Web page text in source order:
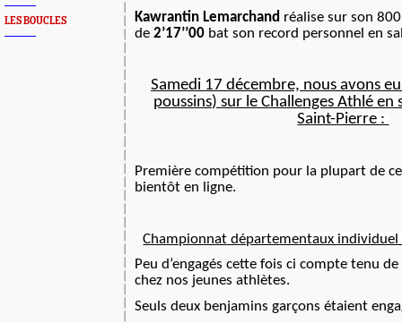
LES BOUCLES
Kawrantin Lemarchand réalise sur son
de 2’17’’00 bat son record personnel en
Samedi 17 décembre, nous avons
poussins) sur le Challenges Athlé en
Saint-Pierre :
Première compétition pour la plupart de
bientôt en ligne.
Championnat départementaux
Peu d’engagés cette fois ci compte tenu
chez nos jeunes athlètes.
Seuls deux benjamins garçons étaient